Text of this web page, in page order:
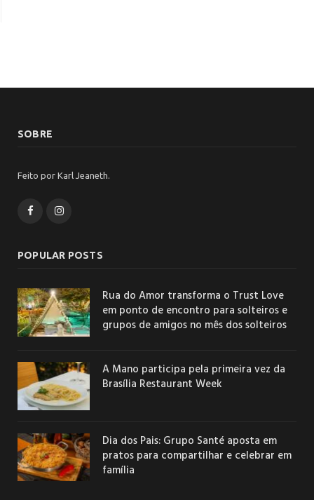
SOBRE
Feito por Karl Jeaneth.
FacebookInstagram
POPULAR POSTS
Rua do Amor transforma o Trust Love
em ponto de encontro para solteiros e
grupos de amigos no mês dos solteiros
A Mano participa pela primeira vez da
Brasília Restaurant Week
Dia dos Pais: Grupo Santé aposta em
pratos para compartilhar e celebrar em
família